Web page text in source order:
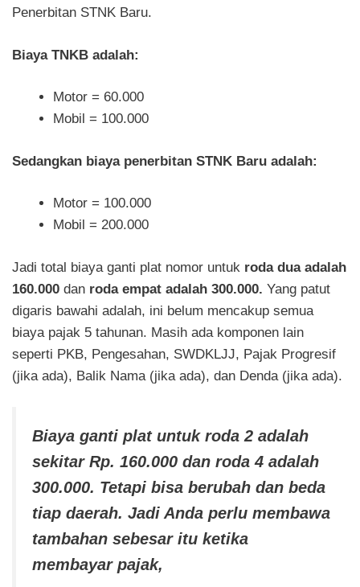
Penerbitan STNK Baru.
Biaya TNKB adalah:
Motor = 60.000
Mobil = 100.000
Sedangkan biaya penerbitan STNK Baru adalah:
Motor = 100.000
Mobil = 200.000
Jadi total biaya ganti plat nomor untuk roda dua adalah
160.000 dan roda empat adalah 300.000. Yang patut
digaris bawahi adalah, ini belum mencakup semua
biaya pajak 5 tahunan. Masih ada komponen lain
seperti PKB, Pengesahan, SWDKLJJ, Pajak Progresif
(jika ada), Balik Nama (jika ada), dan Denda (jika ada).
Biaya ganti plat untuk roda 2 adalah
sekitar Rp. 160.000 dan roda 4 adalah
300.000. Tetapi bisa berubah dan beda
tiap daerah. Jadi Anda perlu membawa
tambahan sebesar itu ketika
membayar pajak,